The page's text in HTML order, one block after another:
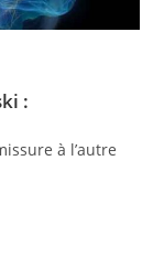
:
à l’autre